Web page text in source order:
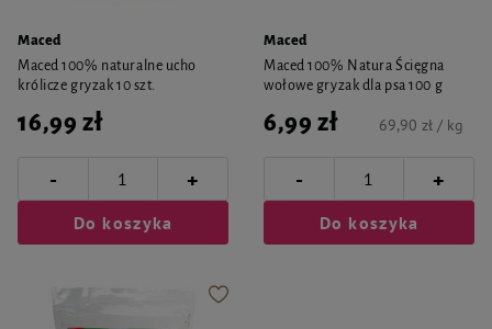
Maced
Maced 100% naturalne ucho
królicze gryzak 10 szt.
16,99 zł
- +
Do koszyka
Maced
Maced 100% Natura Ścięgna
wołowe gryzak dla psa 100 g
6,99 zł 69,90 zł / kg
- +
Do koszyka